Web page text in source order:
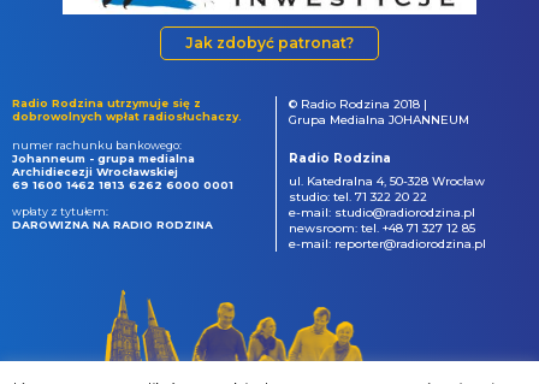
Jak zdobyć patronat?
Radio Rodzina utrzymuje się z
dobrowolnych wpłat radiosłuchaczy.
numer rachunku bankowego:
Johanneum - grupa medialna
Archidiecezji Wrocławskiej
69 1600 1462 1813 6262 6000 0001
wpłaty z tytułem:
DAROWIZNA NA RADIO RODZINA
© Radio Rodzina 2018 |
Grupa Medialna JOHANNEUM
Radio Rodzina
ul. Katedralna 4, 50-328 Wrocław
studio: tel. 71 322 20 22
e-mail: studio@radiorodzina.pl
newsroom: tel. +48 71 327 12 85
e-mail: reporter@radiorodzina.pl